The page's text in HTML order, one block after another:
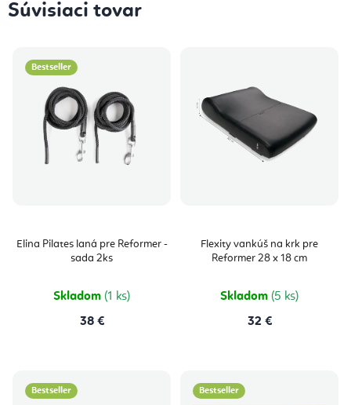
Súvisiaci tovar
Bestseller
Elina Pilates laná pre Reformer -
sada 2ks
Skladom (1 ks)
38 €
Flexity vankúš na krk pre
Reformer 28 x 18 cm
Skladom (5 ks)
32 €
Bestseller Bestseller